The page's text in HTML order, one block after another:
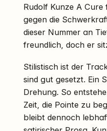
Rudolf Kunze A
gegen die
dieser Nummer an
freundlich, doch er
Stilistisch ist der
sind gut gesetzt. Ein
Drehung. So
Zeit, die Pointe zu
bleibt dennoch